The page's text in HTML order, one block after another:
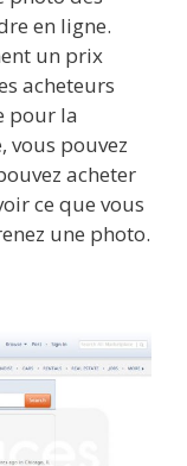
en ligne.
un prix
acheteurs
pour la
vous pouvez
acheter
ce que vous
une photo.